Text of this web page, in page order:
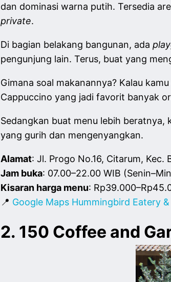
dan dominasi warna putih. Tersedia
private.
Di bagian belakang bangunan, ada
pengunjung lain. Terus, buat yang
Gimana soal makanannya? Kalau
Cappuccino yang jadi favorit banyak
Sedangkan buat menu lebih beratnya,
yang gurih dan mengenyangkan.
Alamat: Jl. Progo No.16, Citarum, Kec.
Jam buka: 07.00–22.00 WIB
Kisaran harga menu:
📍 Google Maps Hummingbird Eatery
2. 150 Coffee and